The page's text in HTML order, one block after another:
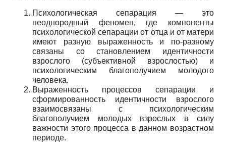
Психологическая сепарация — это
неоднородный феномен, где компоненты
психологической сепарации от отца и от матери
имеют разную выраженность и по-разному
связаны со становлением идентичности
взрослого (субъективной взрослостью) и
психологическим благополучием молодого
человека.
Выраженность процессов сепарации и
сформированность идентичности взрослого
взаимосвязаны с психологическим
благополучием молодых взрослых в силу
важности этого процесса в данном возрастном
периоде.